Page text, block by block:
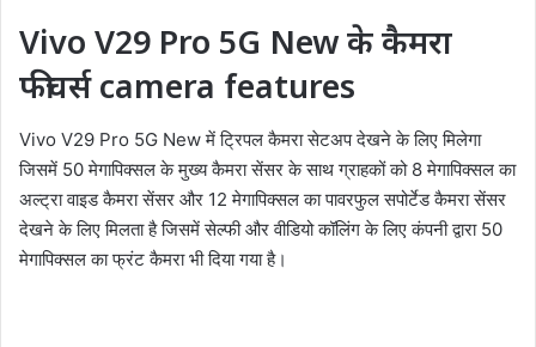
Vivo V29 Pro 5G New के कैमरा
फीचर्सcamera features
Vivo V29 Pro 5G New में ट्रिपल कैमरा सेटअप देखने के लिए मिलेगा
जिसमें 50 मेगापिक्सल के मुख्य कैमरा सेंसर के साथ ग्राहकों को 8 मेगापिक्सल का
अल्ट्रा वाइड कैमरा सेंसर और 12 मेगापिक्सल का पावरफुल सपोर्टेड कैमरा सेंसर
देखने के लिए मिलता है जिसमें सेल्फी और वीडियो कॉलिंग के लिए कंपनी द्वारा 50
मेगापिक्सल का फ्रंट कैमरा भी दिया गया है।